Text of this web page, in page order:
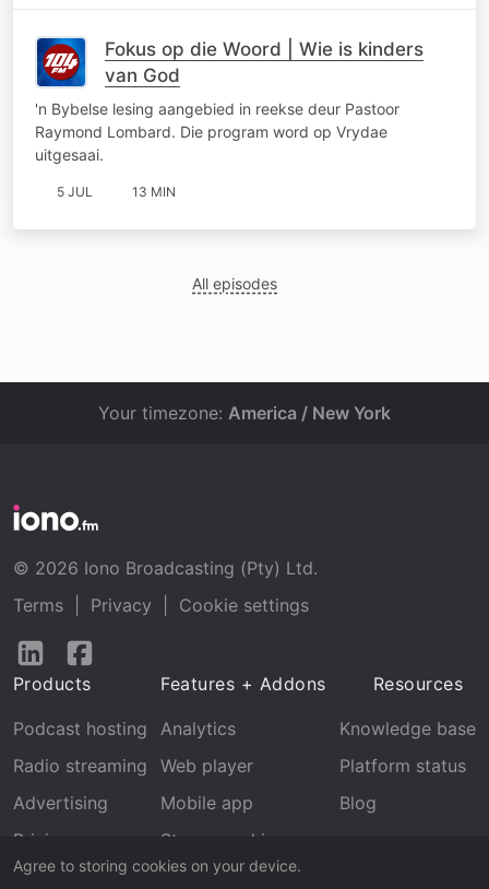
Fokus op die Woord | Wie is kinders
van God
'n Bybelse lesing aangebied in reekse deur Pastoor
Raymond Lombard. Die program word op Vrydae
uitgesaai.
5 JUL 13 MIN
All episodes
Agree to storing cookies on your device.
Your timezone: America / New York
© 2026 Iono Broadcasting (Pty) Ltd.
Terms
Privacy
Cookie settings
Follow
LinkedInFacebook
Products
Podcast hosting
Radio streaming
Advertising
Pricing
Features + Addons
Analytics
Web player
Mobile app
Stream archive
Recognition
Resources
Knowledge base
Platform status
Blog